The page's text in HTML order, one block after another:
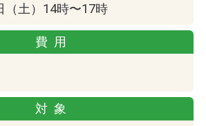
（土）14時〜17時
費用
対象